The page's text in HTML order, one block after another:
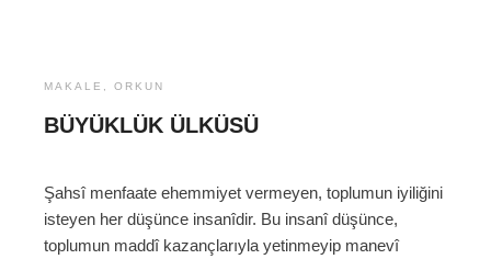
MAKALE , ORKUN
BÜYÜKLÜK ÜLKÜSÜ
Şahsî menfaate ehemmiyet vermeyen, toplumun iyiliğini
isteyen her düşünce insanîdir. Bu insanî düşünce,
toplumun maddî kazançlarıyla yetinmeyip manevî